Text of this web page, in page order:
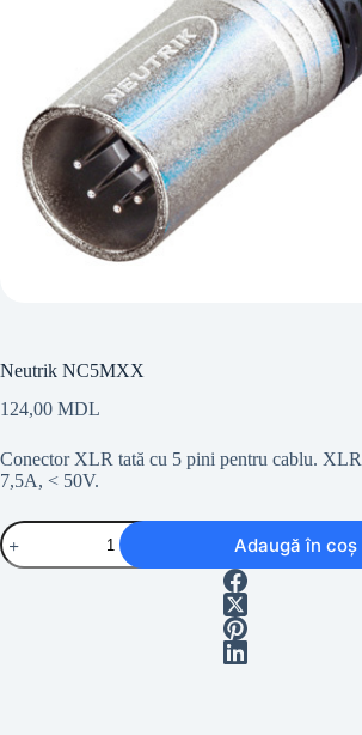
Neutrik NC5MXX
124,00 MDL
Conector XLR tată cu 5 pini pentru cablu.
7,5A, < 50V.
Cantitate
Neutrik
NC5MXX
Adaugă în coș